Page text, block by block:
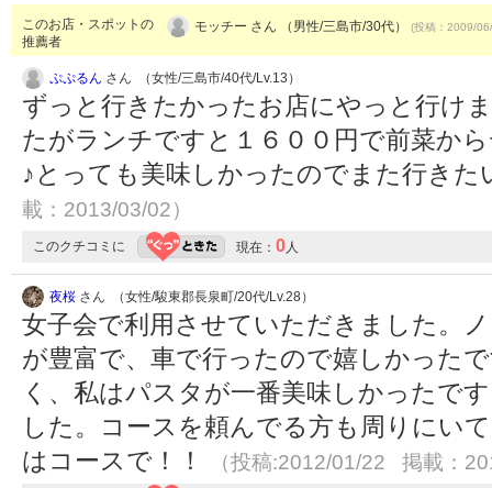
このお店・スポットの
推薦者
モッチー さん （男性/三島市/30代） (投稿：2009/
ぷぷるん さん （女性/三島市/40代/Lv.13）
ずっと行きたかったお店にやっと行け
たがランチですと１６００円で前菜か
♪とっても美味しかったのでまた行き
載：2013/03/02）
このクチコミに 現在： 0人
夜桜 さん （女性/駿東郡長泉町/20代/Lv.28）
女子会で利用させていただきました。
が豊富で、車で行ったので嬉しかった
く、私はパスタが一番美味しかったで
した。コースを頼んでる方も周りにい
はコースで！！
（投稿:2012/01/22 掲載：